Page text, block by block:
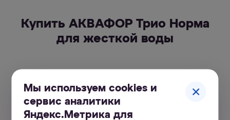
Купить АКВАФОР Трио Норма
для жесткой воды
Мы используем cookies и
сервис аналитики
Яндекс.Метрика для